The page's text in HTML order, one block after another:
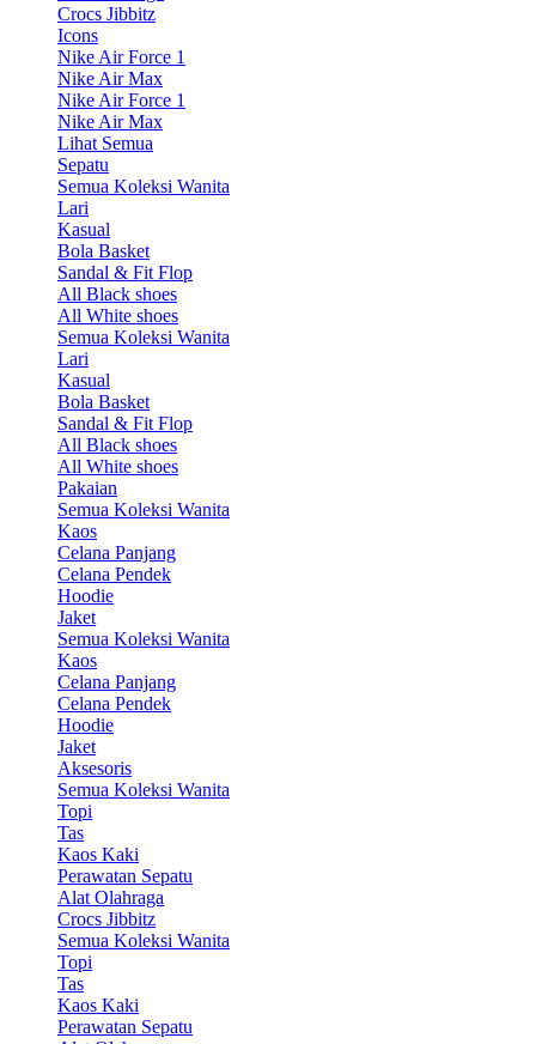
Crocs Jibbitz
Icons
Nike Air Force 1
Nike Air Max
Nike Air Force 1
Nike Air Max
Lihat Semua
Sepatu
Semua Koleksi Wanita
Lari
Kasual
Bola Basket
Sandal & Fit Flop
All Black shoes
All White shoes
Semua Koleksi Wanita
Lari
Kasual
Bola Basket
Sandal & Fit Flop
All Black shoes
All White shoes
Pakaian
Semua Koleksi Wanita
Kaos
Celana Panjang
Celana Pendek
Hoodie
Jaket
Semua Koleksi Wanita
Kaos
Celana Panjang
Celana Pendek
Hoodie
Jaket
Aksesoris
Semua Koleksi Wanita
Topi
Tas
Kaos Kaki
Perawatan Sepatu
Alat Olahraga
Crocs Jibbitz
Semua Koleksi Wanita
Topi
Tas
Kaos Kaki
Perawatan Sepatu